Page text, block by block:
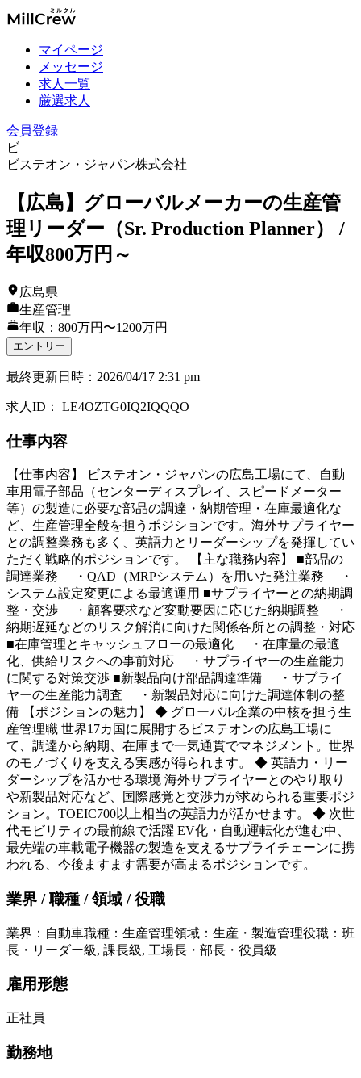
マイページ
メッセージ
求人一覧
厳選求人
会員登録
ビ
ビステオン・ジャパン株式会社
【広島】グローバルメーカーの生産管
理リーダー（Sr. Production Planner） /
年収800万円～
広島県
生産管理
年収：800万円〜1200万円
エントリー
最終更新日時 ： 2026/04/17 2:31 pm
求人ID ： LE4OZTG0IQ2IQQQO
仕事内容
【仕事内容】 ビステオン・ジャパンの広島工場にて、自動
車用電子部品（センターディスプレイ、スピードメーター
等）の製造に必要な部品の調達・納期管理・在庫最適化な
ど、生産管理全般を担うポジションです。海外サプライヤー
との調整業務も多く、英語力とリーダーシップを発揮してい
ただく戦略的ポジションです。 【主な職務内容】 ■部品の
調達業務 ・QAD（MRPシステム）を用いた発注業務 ・
システム設定変更による最適運用 ■サプライヤーとの納期調
整・交渉 ・顧客要求など変動要因に応じた納期調整 ・
納期遅延などのリスク解消に向けた関係各所との調整・対応
■在庫管理とキャッシュフローの最適化 ・在庫量の最適
化、供給リスクへの事前対応 ・サプライヤーの生産能力
に関する対策交渉 ■新製品向け部品調達準備 ・サプライ
ヤーの生産能力調査 ・新製品対応に向けた調達体制の整
備 【ポジションの魅力】 ◆ グローバル企業の中核を担う生
産管理職 世界17カ国に展開するビステオンの広島工場に
て、調達から納期、在庫まで一気通貫でマネジメント。世界
のモノづくりを支える実感が得られます。 ◆ 英語力・リー
ダーシップを活かせる環境 海外サプライヤーとのやり取り
や新製品対応など、国際感覚と交渉力が求められる重要ポジ
ション。TOEIC700以上相当の英語力が活かせます。 ◆ 次世
代モビリティの最前線で活躍 EV化・自動運転化が進む中、
最先端の車載電子機器の製造を支えるサプライチェーンに携
われる、今後ますます需要が高まるポジションです。
業界 / 職種 / 領域 / 役職
業界 ： 自動車職種 ： 生産管理領域 ： 生産・製造管理役職 ： 班
長・リーダー級, 課長級, 工場長・部長・役員級
雇用形態
正社員
勤務地